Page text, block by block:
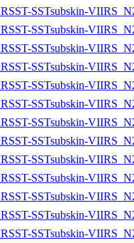
SSTsubskin-
SSTsubskin-
SSTsubskin-
SSTsubskin-
SSTsubskin-
SSTsubskin-
SSTsubskin-
SSTsubskin-
SSTsubskin-
SSTsubskin-
SSTsubskin-
SSTsubskin-
SSTsubskin-